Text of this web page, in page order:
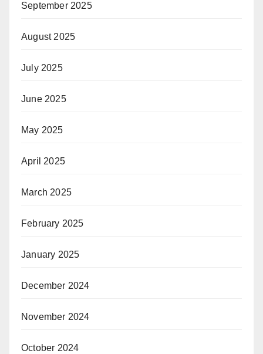
September 2025
August 2025
July 2025
June 2025
May 2025
April 2025
March 2025
February 2025
January 2025
December 2024
November 2024
October 2024